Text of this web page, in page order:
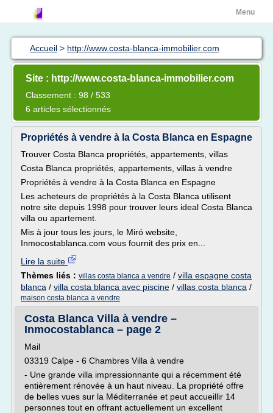
Menu
Accueil > http://www.costa-blanca-immobilier.com
Site : http://www.costa-blanca-immobilier.com
Classement : 98 / 533
6 articles sélectionnés
Propriétés à vendre à la Costa Blanca en Espagne
Trouver Costa Blanca propriétés, appartements, villas
Costa Blanca propriétés, appartements, villas à vendre
Propriétés à vendre à la Costa Blanca en Espagne
Les acheteurs de propriétés à la Costa Blanca utilisent
notre site depuis 1998 pour trouver leurs ideal Costa Blanca
villa ou apartement.
Mis à jour tous les jours, le Miró website,
Inmocostablanca.com vous fournit des prix en...
Lire la suite
Thèmes liés : villas costa blanca a vendre / villa espagne costa
blanca / villa costa blanca avec piscine / villas costa blanca /
maison costa blanca a vendre
Costa Blanca Villa à vendre –
Inmocostablanca – page 2
Mail
03319 Calpe - 6 Chambres Villa à vendre
- Une grande villa impressionnante qui a récemment été
entièrement rénovée à un haut niveau. La propriété offre
de belles vues sur la Méditerranée et peut accueillir 14
personnes tout en offrant actuellement un excellent